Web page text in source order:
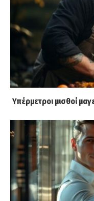
Υπέρμετροι μισθοί